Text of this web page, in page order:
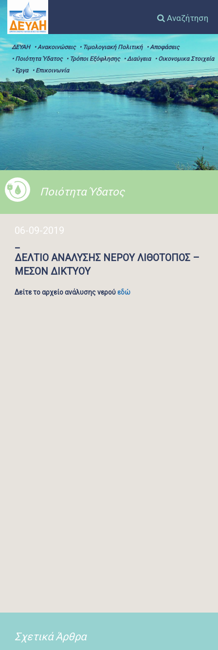
Αναζήτηση
ΔΕΥΑΗ • Ανακοινώσεις • Τιμολογιακή Πολιτική
• Αποφάσεις
• Ποιότητα Ύδατος
• Τρόποι Εξόφλησης • Διαύγεια
• Οικονομικα Στοιχεία
• Έργα
• Επικοινωνία
Ποιότητα Ύδατος
06-09-2019
_
ΔΕΛΤΙΟ ΑΝΑΛΥΣΗΣ ΝΕΡΟΥ ΛΙΘΟΤΟΠΟΣ –
ΜΕΣΟΝ ΔΙΚΤΥΟΥ
Δείτε το αρχείο ανάλυσης νερούεδώ
Σχετικά Άρθρα